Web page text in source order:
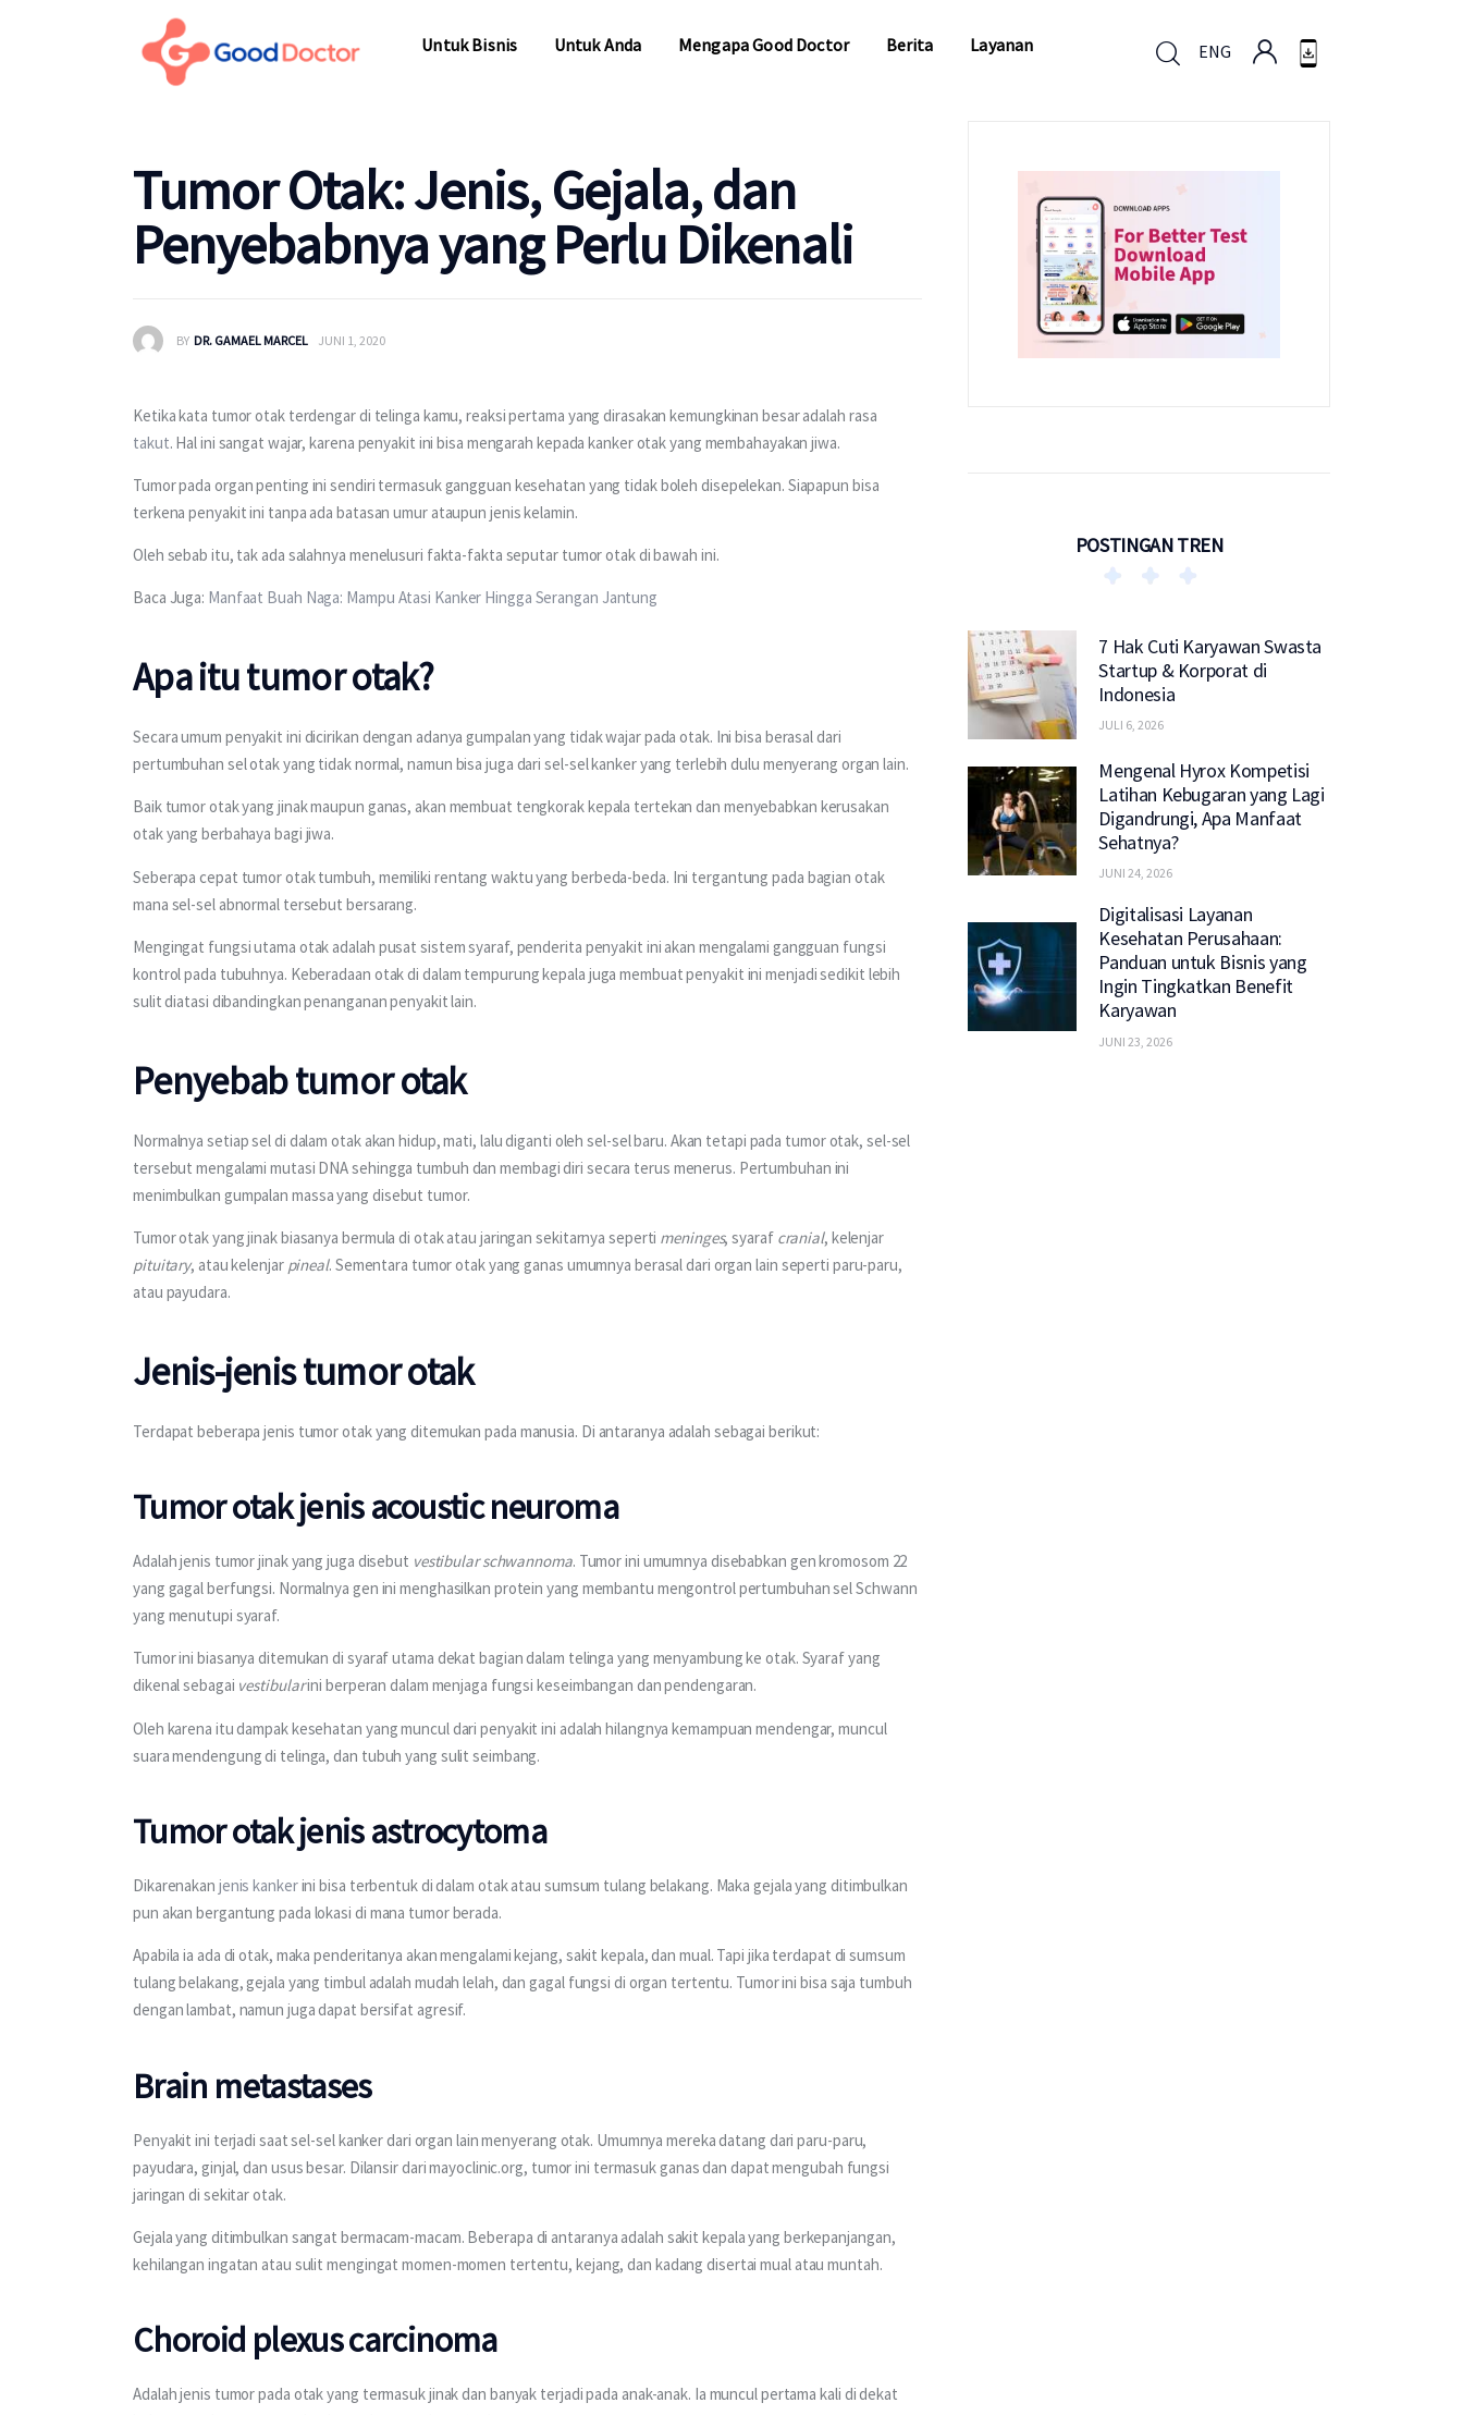
Untuk Bisnis Untuk Anda Mengapa Good Doctor Berita Layanan ENG
Tumor Otak: Jenis, Gejala, dan
Penyebabnya yang Perlu Dikenali
BY DR. GAMAEL MARCEL JUNI 1, 2020
Ketika kata tumor otak terdengar di telinga kamu, reaksi pertama yang dirasakan kemungkinan besar adalah rasa
takut. Hal ini sangat wajar, karena penyakit ini bisa mengarah kepada kanker otak yang membahayakan jiwa.
Tumor pada organ penting ini sendiri termasuk gangguan kesehatan yang tidak boleh disepelekan. Siapapun bisa
terkena penyakit ini tanpa ada batasan umur ataupun jenis kelamin.
Oleh sebab itu, tak ada salahnya menelusuri fakta-fakta seputar tumor otak di bawah ini.
Baca Juga: Manfaat Buah Naga: Mampu Atasi Kanker Hingga Serangan Jantung
Apa itu tumor otak?
Secara umum penyakit ini dicirikan dengan adanya gumpalan yang tidak wajar pada otak. Ini bisa berasal dari
pertumbuhan sel otak yang tidak normal, namun bisa juga dari sel-sel kanker yang terlebih dulu menyerang organ lain.
Baik tumor otak yang jinak maupun ganas, akan membuat tengkorak kepala tertekan dan menyebabkan kerusakan
otak yang berbahaya bagi jiwa.
Seberapa cepat tumor otak tumbuh, memiliki rentang waktu yang berbeda-beda. Ini tergantung pada bagian otak
mana sel-sel abnormal tersebut bersarang.
Mengingat fungsi utama otak adalah pusat sistem syaraf, penderita penyakit ini akan mengalami gangguan fungsi
kontrol pada tubuhnya. Keberadaan otak di dalam tempurung kepala juga membuat penyakit ini menjadi sedikit lebih
sulit diatasi dibandingkan penanganan penyakit lain.
Penyebab tumor otak
Normalnya setiap sel di dalam otak akan hidup, mati, lalu diganti oleh sel-sel baru. Akan tetapi pada tumor otak, sel-sel
tersebut mengalami mutasi DNA sehingga tumbuh dan membagi diri secara terus menerus. Pertumbuhan ini
menimbulkan gumpalan massa yang disebut tumor.
Tumor otak yang jinak biasanya bermula di otak atau jaringan sekitarnya seperti meninges, syaraf cranial, kelenjar
pituitary, atau kelenjar pineal. Sementara tumor otak yang ganas umumnya berasal dari organ lain seperti paru-paru,
atau payudara.
Jenis-jenis tumor otak
Terdapat beberapa jenis tumor otak yang ditemukan pada manusia. Di antaranya adalah sebagai berikut:
Tumor otak jenis acoustic neuroma
Adalah jenis tumor jinak yang juga disebut vestibular schwannoma. Tumor ini umumnya disebabkan gen kromosom 22
yang gagal berfungsi. Normalnya gen ini menghasilkan protein yang membantu mengontrol pertumbuhan sel Schwann
yang menutupi syaraf.
Tumor ini biasanya ditemukan di syaraf utama dekat bagian dalam telinga yang menyambung ke otak. Syaraf yang
dikenal sebagai vestibular ini berperan dalam menjaga fungsi keseimbangan dan pendengaran.
Oleh karena itu dampak kesehatan yang muncul dari penyakit ini adalah hilangnya kemampuan mendengar, muncul
suara mendengung di telinga, dan tubuh yang sulit seimbang.
Tumor otak jenis astrocytoma
Dikarenakan jenis kanker ini bisa terbentuk di dalam otak atau sumsum tulang belakang. Maka gejala yang ditimbulkan
pun akan bergantung pada lokasi di mana tumor berada.
Apabila ia ada di otak, maka penderitanya akan mengalami kejang, sakit kepala, dan mual. Tapi jika terdapat di sumsum
tulang belakang, gejala yang timbul adalah mudah lelah, dan gagal fungsi di organ tertentu. Tumor ini bisa saja tumbuh
dengan lambat, namun juga dapat bersifat agresif.
Brain metastases
Penyakit ini terjadi saat sel-sel kanker dari organ lain menyerang otak. Umumnya mereka datang dari paru-paru,
payudara, ginjal, dan usus besar. Dilansir dari mayoclinic.org, tumor ini termasuk ganas dan dapat mengubah fungsi
jaringan di sekitar otak.
Gejala yang ditimbulkan sangat bermacam-macam. Beberapa di antaranya adalah sakit kepala yang berkepanjangan,
kehilangan ingatan atau sulit mengingat momen-momen tertentu, kejang, dan kadang disertai mual atau muntah.
Choroid plexus carcinoma
Adalah jenis tumor pada otak yang termasuk jinak dan banyak terjadi pada anak-anak. Ia muncul pertama kali di dekat
POSTINGAN TREN
7 Hak Cuti Karyawan Swasta
Startup & Korporat di
Indonesia
JULI 6, 2026
Mengenal Hyrox Kompetisi
Latihan Kebugaran yang Lagi
Digandrungi, Apa Manfaat
Sehatnya?
JUNI 24, 2026
Digitalisasi Layanan
Kesehatan Perusahaan:
Panduan untuk Bisnis yang
Ingin Tingkatkan Benefit
Karyawan
JUNI 23, 2026